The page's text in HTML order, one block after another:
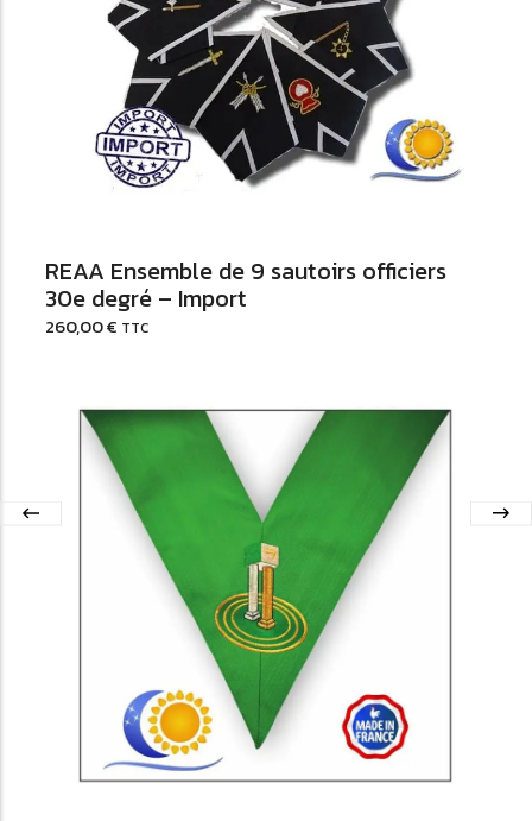
Ajouter au Panier
REAA Ensemble de 9 sautoirs officiers
30e degré – Import
260,00€ TTC
Ajouter au Panier